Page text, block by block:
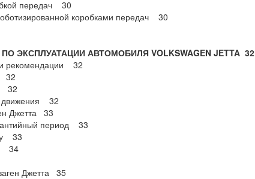
передач 30
коробками передач 30
ЭКСПЛУАТАЦИИ АВТОМОБИЛЯ VOLKSWAGEN JETTA 32
и рекомендации 32
32
32
движения 32
Джетта 33
период 33
33
34
Джетта 35